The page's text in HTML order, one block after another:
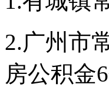
2.广州市
房公积金